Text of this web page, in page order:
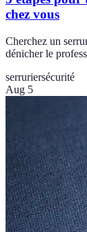
chez vous
Cherchez un
dénicher le
serruriersécurité
Aug 5